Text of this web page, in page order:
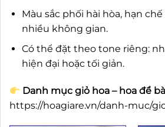
Màu sắc phối hài hòa, hạn
nhiều không gian.
Có thể đặt theo tone riêng:
hiện đại hoặc tối giản.
Danh mục giỏ hoa – hoa để
https://hoagiare.vn/danh-muc/